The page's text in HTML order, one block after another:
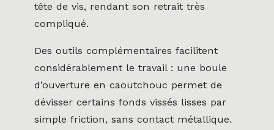
tête de vis, rendant son retrait très
compliqué.
Des outils complémentaires facilitent
considérablement le travail : une boule
d’ouverture en caoutchouc permet de
dévisser certains fonds vissés lisses par
simple friction, sans contact métallique.